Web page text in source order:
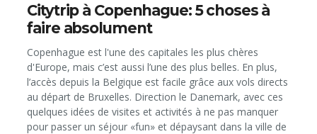
Citytrip à Copenhague: 5 choses à
faire absolument
Copenhague est l'une des capitales les plus chères
d'Europe, mais c’est aussi l’une des plus belles. En plus,
l’accès depuis la Belgique est facile grâce aux vols directs
au départ de Bruxelles. Direction le Danemark, avec ces
quelques idées de visites et activités à ne pas manquer
pour passer un séjour «fun» et dépaysant dans la ville de